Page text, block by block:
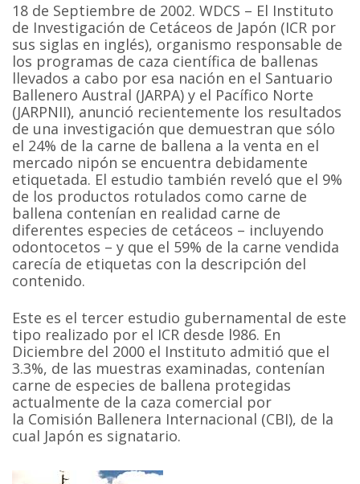
18 de Septiembre de 2002. WDCS – El Instituto
de Investigación de Cetáceos de Japón (ICR por
sus siglas en inglés), organismo responsable de
los programas de caza científica de ballenas
llevados a cabo por esa nación en el Santuario
Ballenero Austral (JARPA) y el Pacífico Norte
(JARPNII), anunció recientemente los resultados
de una investigación que demuestran que sólo
el 24% de la carne de ballena a la venta en el
mercado nipón se encuentra debidamente
etiquetada. El estudio también reveló que el 9%
de los productos rotulados como carne de
ballena contenían en realidad carne de
diferentes especies de cetáceos – incluyendo
odontocetos – y que el 59% de la carne vendida
carecía de etiquetas con la descripción del
contenido.
Este es el tercer estudio gubernamental de este
tipo realizado por el ICR desde l986. En
Diciembre del 2000 el Instituto admitió que el
3.3%, de las muestras examinadas, contenían
carne de especies de ballena protegidas
actualmente de la caza comercial por
la Comisión Ballenera Internacional (CBI), de la
cual Japón es signatario.